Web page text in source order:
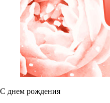
С днем рождения